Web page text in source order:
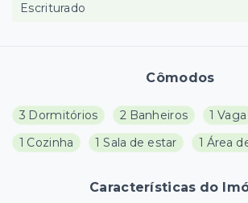
Cômodos
3 Dormitórios 2 Banheiros 1 Vaga
1 Cozinha
1 Sala de estar 1 Área
Características do
Escriturado